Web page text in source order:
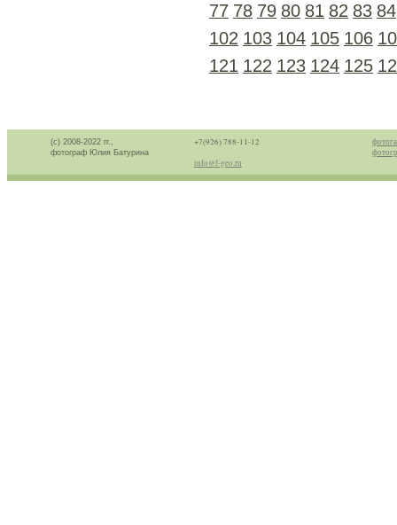
77 78 79 80 81 82 83 84
102 103 104 105 106
121 122 123 124 125
(с) 2008-2022 гг.,
фотограф Юлия Батурина
+7(926) 788-11-12
info@f-geo.ru